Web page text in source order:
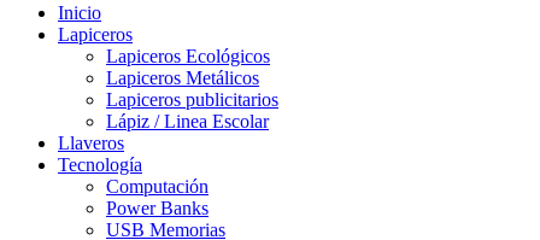
Inicio
Lapiceros
Lapiceros Ecológicos
Lapiceros Metálicos
Lapiceros publicitarios
Lápiz / Linea Escolar
Llaveros
Tecnología
Computación
Power Banks
USB Memorias